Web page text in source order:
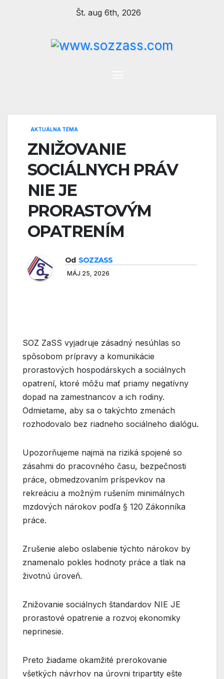
Št. aug 6th, 2026
AKTUÁLNA TÉMA
ZNIŽOVANIE
SOCIÁLNYCH PRÁV
NIE JE
PRORASTOVÝM
OPATRENÍM
Od SOZZASS
MÁJ 25, 2026
SOZ ZaSS vyjadruje zásadný nesúhlas so
spôsobom prípravy a komunikácie
prorastových hospodárskych a sociálnych
opatrení, ktoré môžu mať priamy negatívny
dopad na zamestnancov a ich rodiny.
Odmietame, aby sa o takýchto zmenách
rozhodovalo bez riadneho sociálneho dialógu.
Upozorňujeme najmä na riziká spojené so
zásahmi do pracovného času, bezpečnosti
práce, obmedzovaním príspevkov na
rekreáciu a možným rušením minimálnych
mzdových nárokov podľa § 120 Zákonníka
práce.
Zrušenie alebo oslabenie týchto nárokov by
znamenalo pokles hodnoty práce a tlak na
životnú úroveň.
Znižovanie sociálnych štandardov NIE JE
prorastové opatrenie a rozvoj ekonomiky
neprinesie.
Preto žiadame okamžité prerokovanie
všetkých návrhov na úrovni tripartity ešte